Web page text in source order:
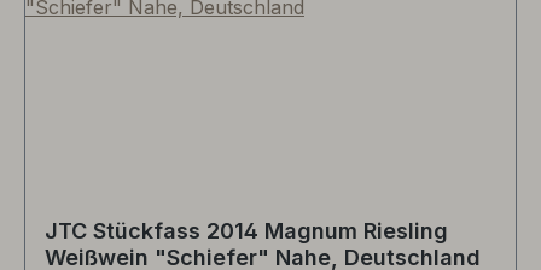
alten Etikettierung; der Flascheninhalt sind
JTC Stückfass 2014 Magnum Riesling
Weißwein "Schiefer" Nahe, Deutschland